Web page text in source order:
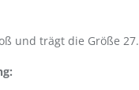
und trägt die Größe 27.